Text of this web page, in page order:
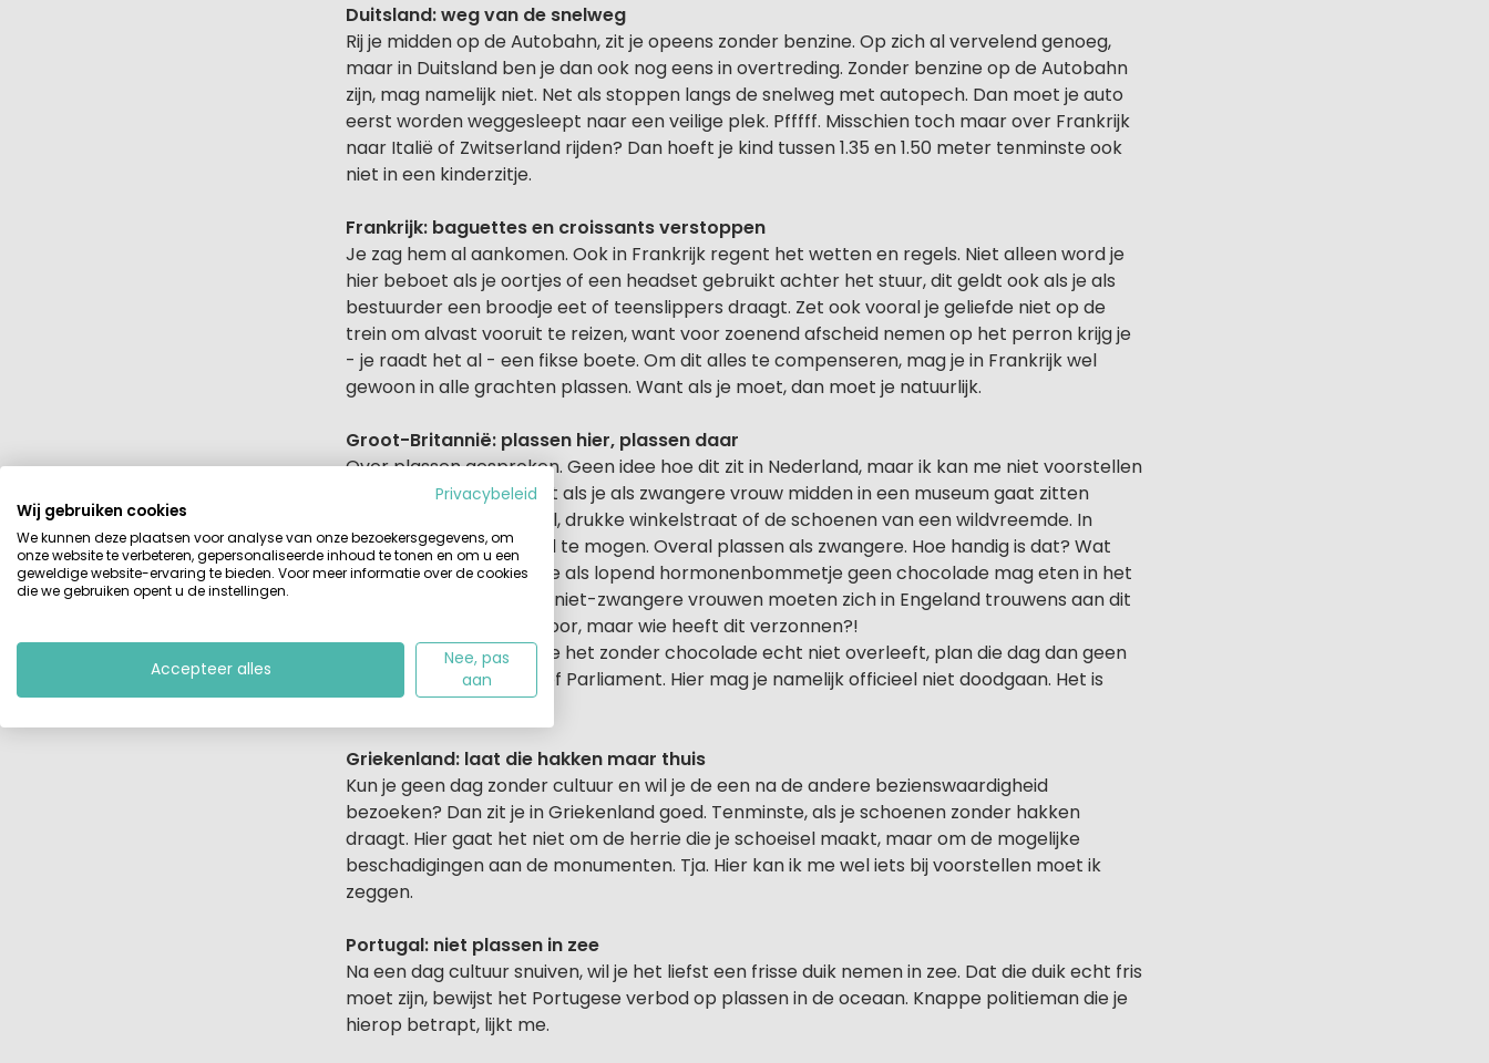
Duitsland: weg van de snelweg
Rij je midden op de Autobahn, zit je opeens zonder benzine. Op zich al vervelend genoeg,
maar in Duitsland ben je dan ook nog eens in overtreding. Zonder benzine op de Autobahn
zijn, mag namelijk niet. Net als stoppen langs de snelweg met autopech. Dan moet je auto
eerst worden weggesleept naar een veilige plek. Pfffff. Misschien toch maar over Frankrijk
naar Italië of Zwitserland rijden? Dan hoeft je kind tussen 1.35 en 1.50 meter tenminste ook
niet in een kinderzitje.
Frankrijk: baguettes en croissants verstoppen
Je zag hem al aankomen. Ook in Frankrijk regent het wetten en regels. Niet alleen word je
hier beboet als je oortjes of een headset gebruikt achter het stuur, dit geldt ook als je als
bestuurder een broodje eet of teenslippers draagt. Zet ook vooral je geliefde niet op de
trein om alvast vooruit te reizen, want voor zoenend afscheid nemen op het perron krijg je
- je raadt het al - een fikse boete. Om dit alles te compenseren, mag je in Frankrijk wel
gewoon in alle grachten plassen. Want als je moet, dan moet je natuurlijk.
Groot-Britannië: plassen hier, plassen daar
Over plassen gesproken. Geen idee hoe dit zit in Nederland, maar ik kan me niet voorstellen
dat men het prima vindt als je als zwangere vrouw midden in een museum gaat zitten
plassen. Of in een winkel, drukke winkelstraat of de schoenen van een wildvreemde. In
Engeland schijnt het wel te mogen. Overal plassen als zwangere. Hoe handig is dat? Wat
minder handig is, is dat je als lopend hormonenbommetje geen chocolade mag eten in het
openbaar vervoer. Ook niet-zwangere vrouwen moeten zich in Engeland trouwens aan dit
verbod houden. Sorry hoor, maar wie heeft dit verzonnen?!
Oja. Als je nu denkt dat je het zonder chocolade echt niet overleeft, plan die dag dan geen
bezoek aan het House of Parliament. Hier mag je namelijk officieel niet doodgaan. Het is
maar dat je het weet.
Griekenland: laat die hakken maar thuis
Kun je geen dag zonder cultuur en wil je de een na de andere bezienswaardigheid
bezoeken? Dan zit je in Griekenland goed. Tenminste, als je schoenen zonder hakken
draagt. Hier gaat het niet om de herrie die je schoeisel maakt, maar om de mogelijke
beschadigingen aan de monumenten. Tja. Hier kan ik me wel iets bij voorstellen moet ik
zeggen.
Portugal: niet plassen in zee
Na een dag cultuur snuiven, wil je het liefst een frisse duik nemen in zee. Dat die duik echt fris
moet zijn, bewijst het Portugese verbod op plassen in de oceaan. Knappe politieman die je
hierop betrapt, lijkt me.
Privacybeleid
Wij gebruiken cookies
We kunnen deze plaatsen voor analyse van onze bezoekersgegevens, om
onze website te verbeteren, gepersonaliseerde inhoud te tonen en om u een
geweldige website-ervaring te bieden. Voor meer informatie over de cookies
die we gebruiken opent u de instellingen.
Accepteer alles
Nee, pas
aan